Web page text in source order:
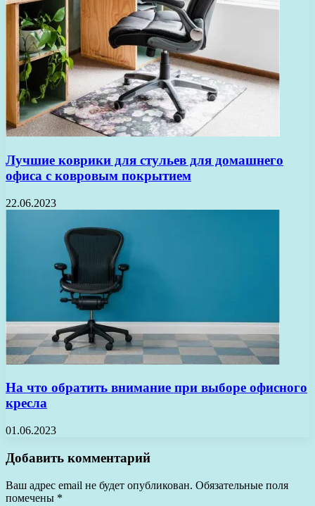
Лучшие коврики для стульев для домашнего
офиса с ковровым покрытием
22.06.2023
На что обратить внимание при выборе офисного
кресла
01.06.2023
Добавить комментарий
Ваш адрес email не будет опубликован. Обязательные поля
помечены *